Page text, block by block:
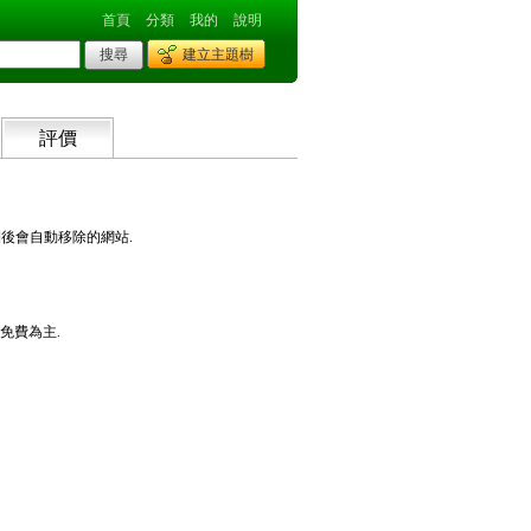
首頁 分類 我的 說明
建立主題樹
評價
會自動移除的網站.
費為主.